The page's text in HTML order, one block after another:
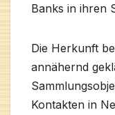
Banks in ihren
Die Herkunft
annähernd
Kontakten in